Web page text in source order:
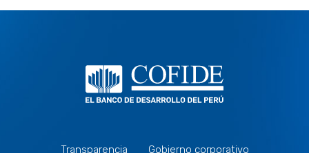
Transparencia
Gobierno corporativo